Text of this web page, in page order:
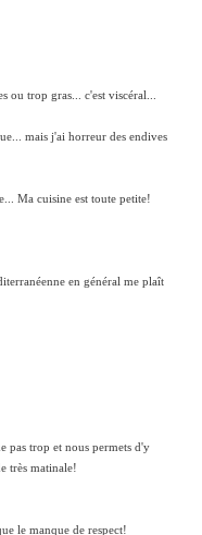
ou trop gras... c'est viscéral...
mais j'ai horreur des endives
Ma cuisine est toute petite!
en général me plaît
pas trop et nous permets d'y
très matinale!
le manque de respect!